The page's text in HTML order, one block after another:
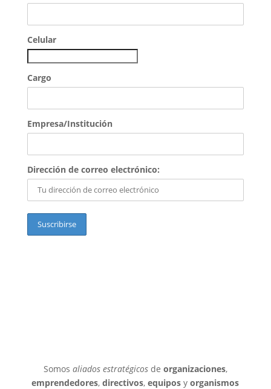
Celular
Cargo
Empresa/Institución
Dirección de correo electrónico:
Somos aliados estratégicosde organizaciones,
emprendedores,directivos,equipos yorganismos